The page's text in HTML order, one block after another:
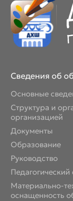
Сведения об
Основные
Структура и
организацией
Документы
Образование
Руководство
Педагогический
Материально-
оснащенность